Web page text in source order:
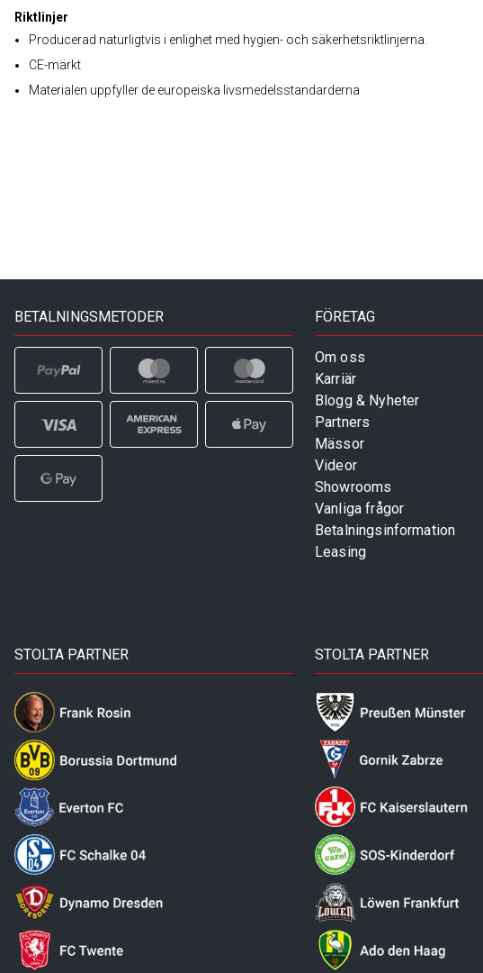
Riktlinjer
Producerad naturligtvis i enlighet med hygien- och säkerhetsriktlinjerna.
CE-märkt
Materialen uppfyller de europeiska livsmedelsstandarderna
BETALNINGSMETODER FÖRETAG
Om oss
Karriär
Blogg & Nyheter
Partners
Mässor
Videor
Showrooms
Vanliga frågor
Betalningsinformation
Leasing
STOLTA PARTNER STOLTA PARTNER